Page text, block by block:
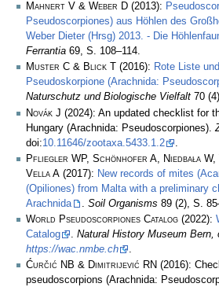
Mahnert V & Weber D (2013):
Pseudoscorpiones) aus Höhlen des
Weber Dieter (Hrsg) 2013. - Die
Ferrantia 69, S. 108–114.
Muster C & Blick T
(2016): Rote Liste
Pseudoskorpione (Arachnida:
Naturschutz und Biologische Vielfalt 70
Novák J (2024): An updated checklist for
Hungary (Arachnida: Pseudoscorpiones).
doi:10.11646/zootaxa.5433.1.2
Pfliegler WP, Schönhofer A, Niedbała
Vella A (2017): New records of mites
(Opiliones) from Malta with a preliminary
Arachnida
. Soil Organisms 89 (2), S.
World Pseudoscorpiones Catalog (2022):
Catalog
. Natural History Museum Bern,
https://wac.nmbe.ch
.
Ćurčić NB & Dimitrijević RN (2016):
pseudoscorpions (Arachnida: